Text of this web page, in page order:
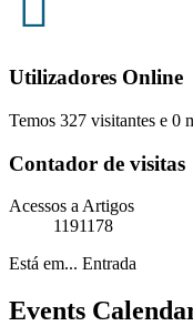
Utilizadores Online
Temos 327 visitantes e 0
Contador de visitas
Acessos a Artigos
1191178
Está em... Entrada
Events